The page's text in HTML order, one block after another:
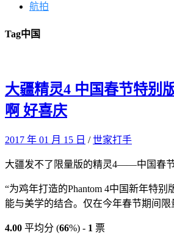
航拍
Tag中国
大疆精灵4 中国春节特别
啊 好喜庆
2017 年 01 月 15 日 /世家打手
大疆发不了限量版的精灵4——中国春节
“为鸡年打造的Phantom 4中国新年特别
能与美学的结合。仅在今年春节期间限
4.00 平均分 (66%) - 1 票